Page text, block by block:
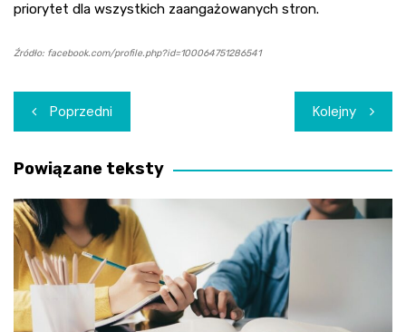
priorytet dla wszystkich zaangażowanych stron.
Źródło: facebook.com/profile.php?id=100064751286541
Nawigacja
wpisu
Poprzedni Kolejny
Powiązane teksty